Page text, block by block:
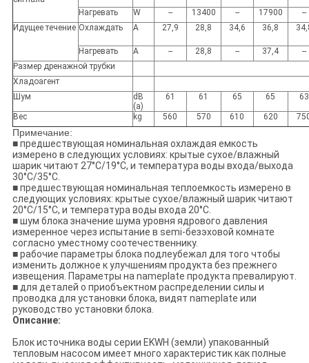
Нагревать
W -- 13400 -- 17900
--
Идущее течение Охлаждать A 27,9 28,8 34,6 36,8
Нагревать A -- 28,8 -- 37,4
--
Размер дренажной трубки
Хладоагент
Шум
dB
(a)
61 61 65 65 63
Вес kg 560 570 610 620
Примечание:
■ предшествующая номинальная охлаждая емкость
измерено в следующих условиях: крытые сухое/влажный
шарик читают 27°C/19°C, и температура воды входа/выхода
30°C/35°C.
■ предшествующая номинальная теплоемкость измерено в
следующих условиях: крытые сухое/влажный шарик читают
20°C/15°C, и температура воды входа 20°C.
■ шум блока значение шума уровня ядрового давления
измеренное через испытание в semi-безэховой комнате
согласно уместному соотечественнику.
■ рабочие параметры блока подлеубежал для того чтобы
изменить должное к улучшениям продукта без прежнего
извещения. Параметры на nameplate продукта превалируют.
■ для деталей о приобъектном распределении силы и
проводка для установки блока, видят nameplate или
руководство установки блока.
Описание:
Блок источника воды серии EKWH (земли) упакованный
тепловым насосом имеет много характеристик как полные